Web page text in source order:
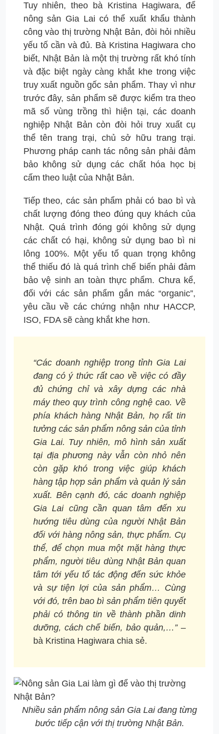
Tuy nhiên, theo bà Kristina Hagiwara, để
nông sản Gia Lai có thể xuất khẩu thành
công vào thị trường Nhật Bản, đòi hỏi nhiều
yếu tố cần và đủ. Bà Kristina Hagiwara cho
biết, Nhật Bản là một thị trường rất khó tính
và đặc biệt ngày càng khắt khe trong việc
truy xuất nguồn gốc sản phẩm. Thay vì như
trước đây, sản phẩm sẽ được kiểm tra theo
mã số vùng trồng thì hiện tại, các doanh
nghiệp Nhật Bản còn đòi hỏi truy xuất cụ
thể tên trang trại, chủ sở hữu trang trại.
Phương pháp canh tác nông sản phải đảm
bảo không sử dụng các chất hóa học bị
cấm theo luật của Nhật Bản.
Tiếp theo, các sản phẩm phải có bao bì và
chất lượng đóng theo đúng quy khách của
Nhật. Quá trình đóng gói không sử dụng
các chất có hại, không sử dụng bao bì ni
lông 100%. Một yếu tố quan trọng không
thể thiếu đó là quá trình chế biến phải đảm
bảo vệ sinh an toàn thực phẩm. Chưa kể,
đối với các sản phẩm gắn mác “organic”,
yêu cầu về các chứng nhận như HACCP,
ISO, FDA sẽ càng khắt khe hơn.
“Các doanh nghiệp trong tỉnh Gia Lai
đang có ý thức rất cao về việc có đầy
đủ chứng chỉ và xây dựng các nhà
máy theo quy trình công nghệ cao. Về
phía khách hàng Nhật Bản, họ rất tin
tưởng các sản phẩm nông sản của tỉnh
Gia Lai. Tuy nhiên, mô hình sản xuất
tại địa phương này vẫn còn nhỏ nên
còn gặp khó trong việc giúp khách
hàng tập hợp sản phẩm và quản lý sản
xuất. Bên cạnh đó, các doanh nghiệp
Gia Lai cũng cần quan tâm đến xu
hướng tiêu dùng của người Nhật Bản
đối với hàng nông sản, thực phẩm. Cụ
thể, để chọn mua một mặt hàng thực
phẩm, người tiêu dùng Nhật Bản quan
tâm tới yếu tố tác động đến sức khỏe
và sự tiện lợi của sản phẩm… Cùng
với đó, trên bao bì sản phẩm tiên quyết
phải có thông tin về thành phần dinh
dưỡng, cách chế biến, bảo quản,…”–
bà Kristina Hagiwara chia sẻ.
Nhiều sản phẩm nông sản Gia Lai đang từng
bước tiếp cận với thị trường Nhật Bản.